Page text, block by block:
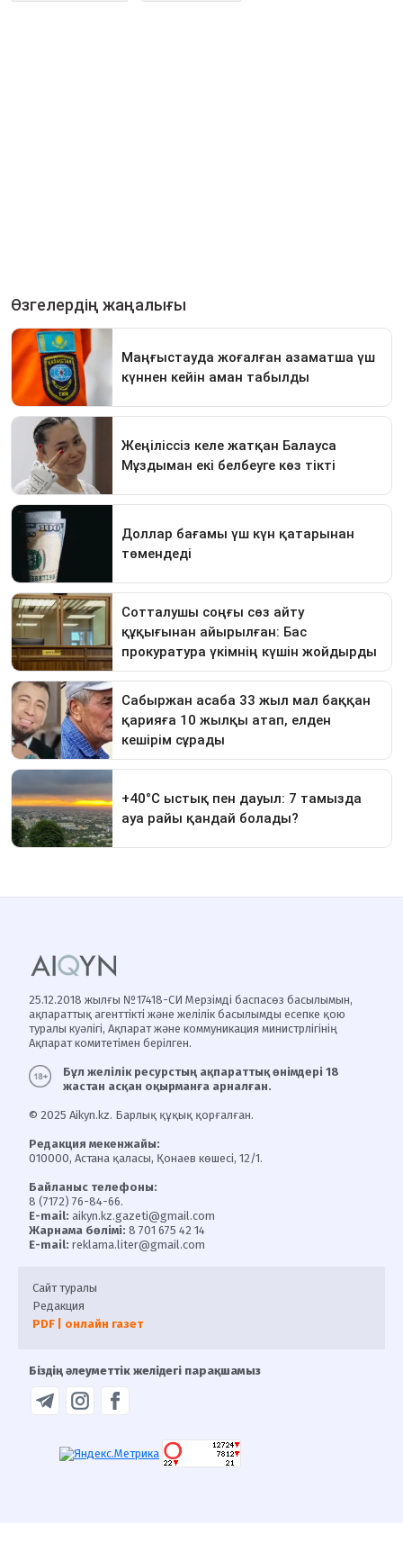
25.12.2018 жылғы №17418-СИ Мерзімді баспасөз басылымын,
ақпараттық агенттікті және желілік басылымды есепке қою
туралы куәлігі, Ақпарат және коммуникация министрлігінің
Ақпарат комитетімен берілген.
Бұл желілік ресурстың ақпараттық өнімдері 18
жастан асқан оқырманға арналған.
© 2025 Aikyn.kz. Барлық құқық қорғалған.
Редакция мекенжайы:
010000, Астана қаласы, Қонаев көшесі, 12/1.
Байланыс телефоны:
8 (7172) 76-84-66.
E-mail: aikyn.kz.gazeti@gmail.com
Жарнама бөлімі: 8 701 675 42 14
E-mail: reklama.liter@gmail.com
Сайт туралы
Редакция
PDF | онлайн газет
Біздің әлеуметтік желідегі парақшамыз